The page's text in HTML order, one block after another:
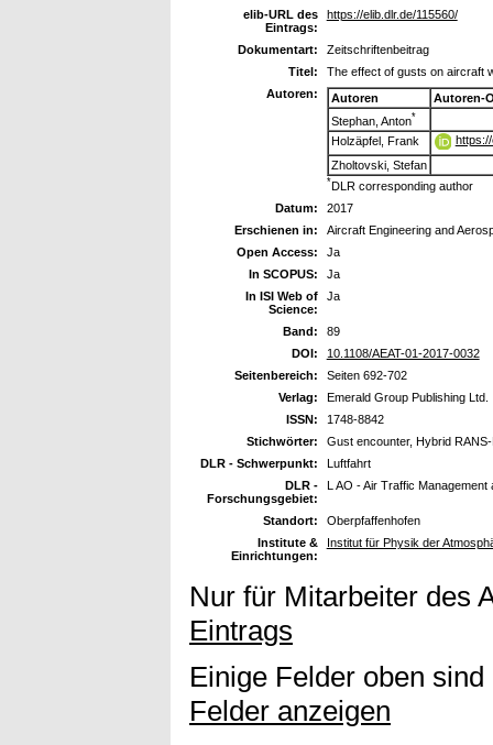
elib-URL des
Eintrags:
https://elib.dlr.de/115560/
Dokumentart:
Zeitschriftenbeitrag
Titel:
The effect of gusts on aircraft
Autoren:
Autoren
Autoren-
Stephan, Anton*
Holzäpfel, Frank
Zholtovski, Stefan
*DLR corresponding author
Datum:
2017
Erschienen in:
Aircraft Engineering and
Open Access:
Ja
In SCOPUS:
Ja
In ISI Web of
Science:
Ja
Band:
89
DOI:
10.1108/AEAT-01-2017-0032
Seitenbereich:
Seiten 692-702
Verlag:
Emerald Group Publishing Ltd.
ISSN:
1748-8842
Stichwörter:
Gust encounter, Hybrid
DLR - Schwerpunkt:
Luftfahrt
DLR -
Forschungsgebiet:
L AO - Air Traffic Management
Standort:
Oberpfaffenhofen
Institute &
Einrichtungen:
Institut für Physik der
Nur für Mitarbeiter des
Eintrags
Einige Felder oben
Felder anzeigen